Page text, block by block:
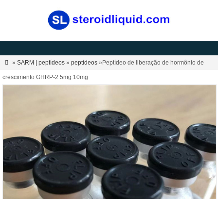
 » SARM | peptídeos» peptídeos»Peptídeo de liberação de hormônio de
crescimento GHRP-2 5mg 10mg